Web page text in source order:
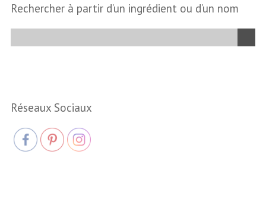
Rechercher à partir d’un ingrédient ou d’un nom
Réseaux Sociaux